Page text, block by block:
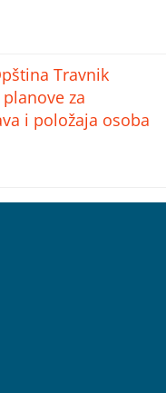
Travnik
za
i položaja osoba